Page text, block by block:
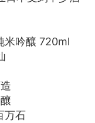
米吟釀 720ml
万石